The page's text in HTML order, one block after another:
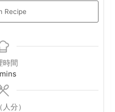
Recipe
時間
mins
分）